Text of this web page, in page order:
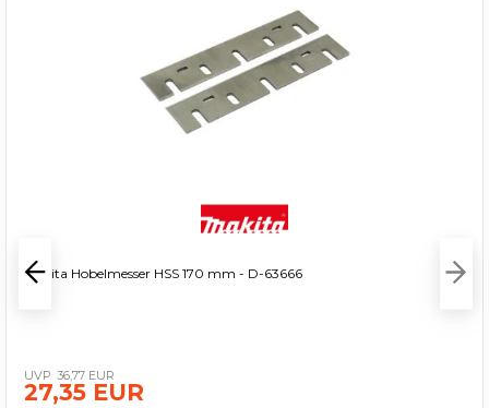
Makita Hobelmesser HSS 170 mm - D-63666
36,77 EUR
27,35 EUR